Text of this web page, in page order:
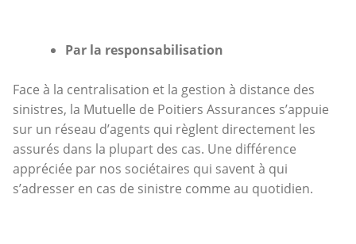
Par la responsabilisation
Face à la centralisation et la gestion à distance des
sinistres, la Mutuelle de Poitiers Assurances s’appuie
sur un réseau d’agents qui règlent directement les
assurés dans la plupart des cas. Une différence
appréciée par nos sociétaires qui savent à qui
s’adresser en cas de sinistre comme au quotidien.